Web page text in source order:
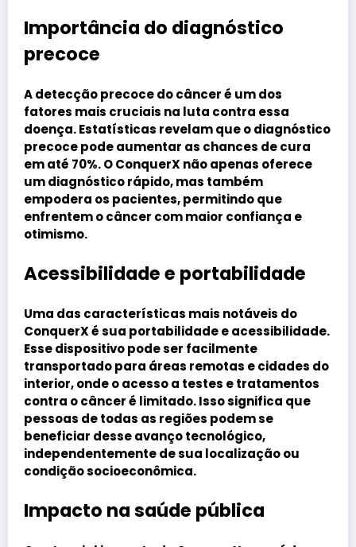
Importância do diagnóstico
precoce
A detecção precoce do câncer é um dos
fatores mais cruciais na luta contra essa
doença. Estatísticas revelam que o diagnóstico
precoce pode aumentar as chances de cura
em até 70%. O ConquerX não apenas oferece
um diagnóstico rápido, mas também
empodera os pacientes, permitindo que
enfrentem o câncer com maior confiança e
otimismo.
Acessibilidade e portabilidade
Uma das características mais notáveis do
ConquerX é sua portabilidade e acessibilidade.
Esse dispositivo pode ser facilmente
transportado para áreas remotas e cidades do
interior, onde o acesso a testes e tratamentos
contra o câncer é limitado. Isso significa que
pessoas de todas as regiões podem se
beneficiar desse avanço tecnológico,
independentemente de sua localização ou
condição socioeconômica.
Impacto na saúde pública